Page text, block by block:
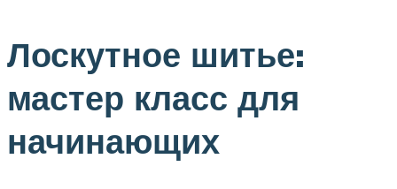
Лоскутное шитье:
мастер класс для
начинающих